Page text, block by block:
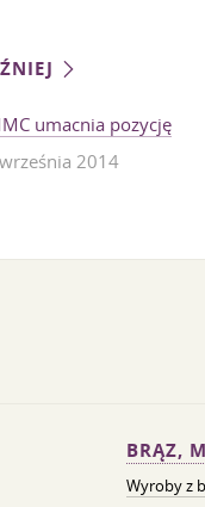
umacnia pozycję
2014
BRĄZ,
Wyroby z